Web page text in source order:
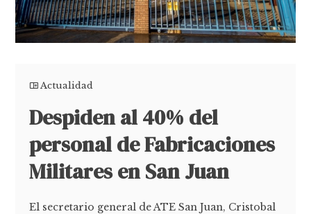
Actualidad
Despiden al 40% del
personal de Fabricaciones
Militares en San Juan
El secretario general de ATE San Juan, Cristobal